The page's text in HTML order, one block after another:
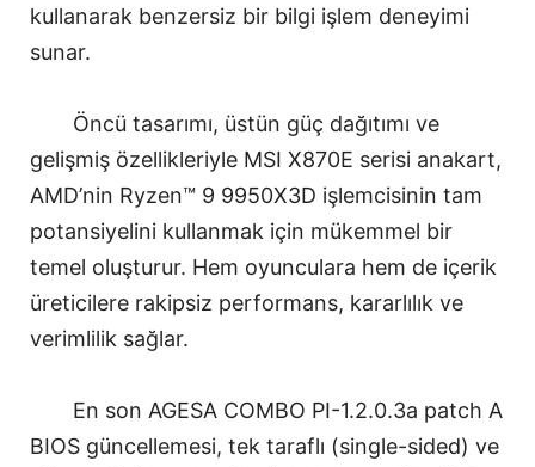
kullanarak benzersiz bir bilgi işlem deneyimi
sunar.
Öncü tasarımı, üstün güç dağıtımı ve
gelişmiş özellikleriyle MSI X870E serisi anakart,
AMD’nin Ryzen™ 9 9950X3D işlemcisinin tam
potansiyelini kullanmak için mükemmel bir
temel oluşturur. Hem oyunculara hem de içerik
üreticilere rakipsiz performans, kararlılık ve
verimlilik sağlar.
En son AGESA COMBO PI-1.2.0.3a patch A
BIOS güncellemesi, tek taraflı (single-sided) ve